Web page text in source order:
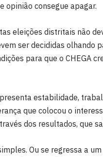
opinião consegue apagar.
eleições distritais não
ser decididas olhando
para que o CHEGA
estabilidade,
que colocou o
dos resultados, que
Ou se regressa a